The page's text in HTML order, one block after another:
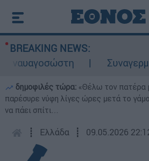
BREAKING NEWS:
Συναγερμός
δημοφιλές τώρα: «Θέλω τον πατέρα
παρέσυρε νύφη λίγες ώρες μετά το
να πάει σπίτι...
┋ Ελλάδα ┋ 09.05.2026